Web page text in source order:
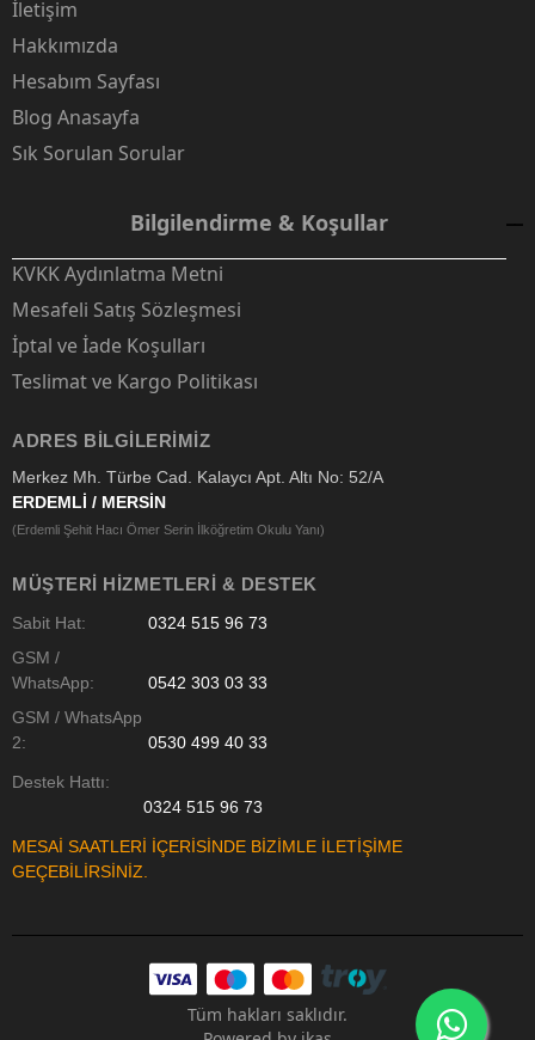
İletişim
Hakkımızda
Hesabım Sayfası
Blog Anasayfa
Sık Sorulan Sorular
Bilgilendirme & Koşullar
KVKK Aydınlatma Metni
Mesafeli Satış Sözleşmesi
İptal ve İade Koşulları
Teslimat ve Kargo Politikası
ADRES BILGILERIMIZ
Merkez Mh. Türbe Cad. Kalaycı Apt. Altı No: 52/A
ERDEMLİ / MERSİN
(Erdemli Şehit Hacı Ömer Serin İlköğretim Okulu Yanı)
MÜŞTERI HIZMETLERI & DESTEK
Sabit Hat:
0324 515 96 73
GSM /
WhatsApp:
0542 303 03 33
GSM / WhatsApp
2:
0530 499 40 33
Destek Hattı:
0324 515 96 73
MESAİ SAATLERİ İÇERİSİNDE BİZİMLE İLETİŞİME
GEÇEBİLİRSİNİZ.
Tüm hakları saklıdır.